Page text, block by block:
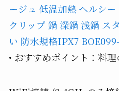
ージュ 低温加熱 ヘルシ
クリップ 鍋 深鍋 浅鍋 ス
い 防水規格IPX7
• おすすめポイント：料